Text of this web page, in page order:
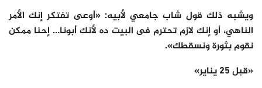
ويشبه ذلك قول شاب جامعي لأبيه: «أوعى تفتكر إنك الأمر
الناهي، أو إنك لازم تحترم فى البيت ده لأنك أبونا… إحنا ممكن
نقوم بثورة ونسقطك».
«قبل 25 يناير»